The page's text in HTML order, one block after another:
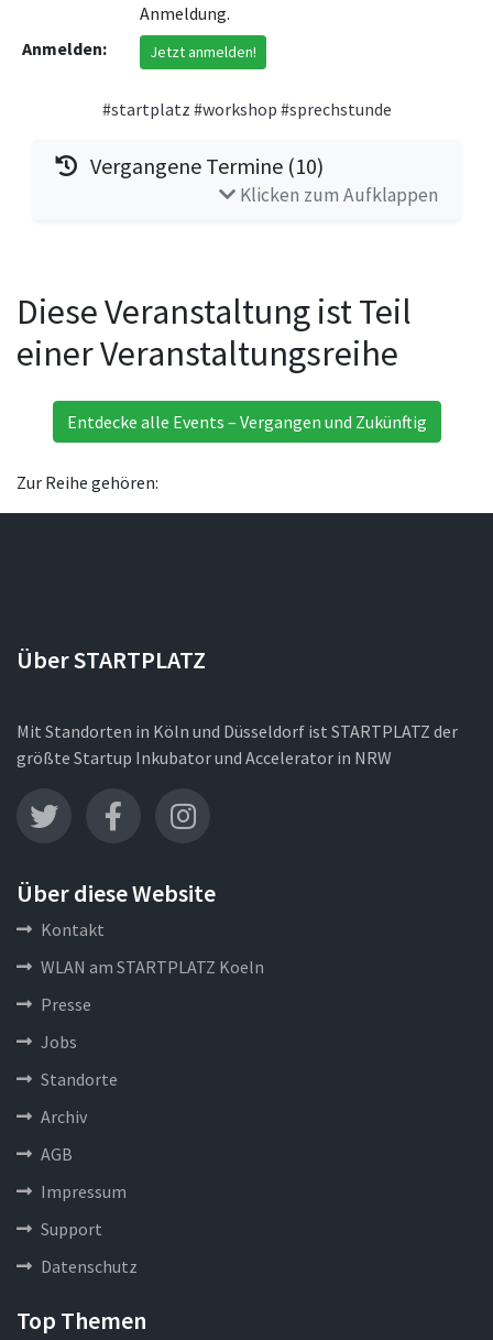
Anmeldung.
Anmelden:
Jetzt anmelden!
#startplatz #workshop #sprechstunde
Vergangene Termine (10)
Klicken zum Aufklappen
Diese Veranstaltung ist Teil
einer Veranstaltungsreihe
Entdecke alle Events – Vergangen und Zukünftig
Zur Reihe gehören:
Über STARTPLATZ
Mit Standorten in Köln und Düsseldorf ist STARTPLATZ der
größte Startup Inkubator und Accelerator in NRW
Über diese Website
Kontakt
WLAN am STARTPLATZ Koeln
Presse
Jobs
Standorte
Archiv
AGB
Impressum
Support
Datenschutz
Top Themen